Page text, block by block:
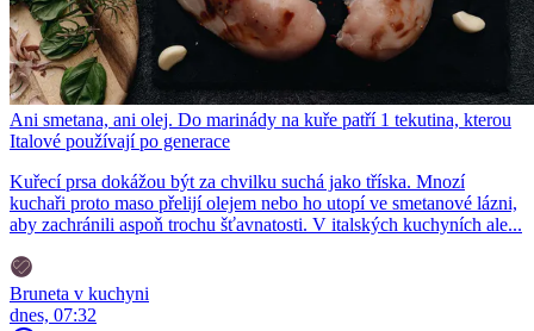
Ani smetana, ani olej. Do marinády na kuře patří 1 tekutina, kterou
Italové používají po generace
Kuřecí prsa dokážou být za chvilku suchá jako tříska. Mnozí
kuchaři proto maso přelijí olejem nebo ho utopí ve smetanové lázni,
aby zachránili aspoň trochu šťavnatosti. V italských kuchyních ale...
Bruneta v kuchyni
dnes, 07:32